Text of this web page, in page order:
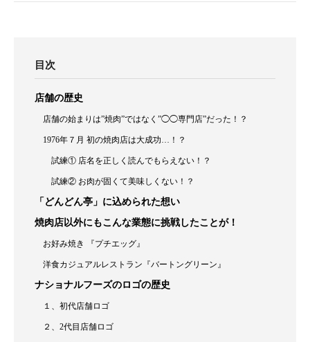
目次
店舗の歴史
店舗の始まりは”焼肉”ではなく”◯◯専門店”だった！？
1976年７月 初の焼肉店は大成功…！？
試練① 店名を正しく読んでもらえない！？
試練② お肉が固くて美味しくない！？
「どんどん亭」に込められた想い
焼肉店以外にもこんな業態に挑戦したことが！
お好み焼き 『プチエッグ』
洋食カジュアルレストラン『バートングリーン』
ナショナルフーズのロゴの歴史
１、初代店舗ロゴ
２、2代目店舗ロゴ